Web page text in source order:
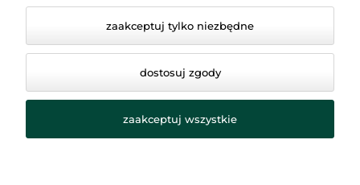
zaakceptuj tylko niezbędne
dostosuj zgody
zaakceptuj wszystkie